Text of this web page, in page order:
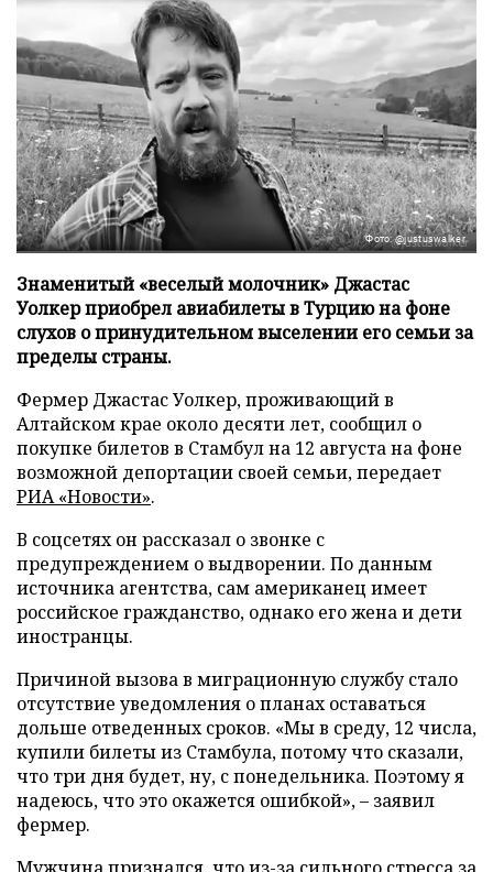
Фото: @justuswalker
Знаменитый «веселый молочник» Джастас
Уолкер приобрел авиабилеты в Турцию на фоне
слухов о принудительном выселении его семьи за
пределы страны.
Фермер Джастас Уолкер, проживающий в
Алтайском крае около десяти лет, сообщил о
покупке билетов в Стамбул на 12 августа на фоне
возможной депортации своей семьи, передает
РИА «Новости».
В соцсетях он рассказал о звонке с
предупреждением о выдворении. По данным
источника агентства, сам американец имеет
российское гражданство, однако его жена и дети
иностранцы.
Причиной вызова в миграционную службу стало
отсутствие уведомления о планах оставаться
дольше отведенных сроков. «Мы в среду, 12 числа,
купили билеты из Стамбула, потому что сказали,
что три дня будет, ну, с понедельника. Поэтому я
надеюсь, что это окажется ошибкой», – заявил
фермер.